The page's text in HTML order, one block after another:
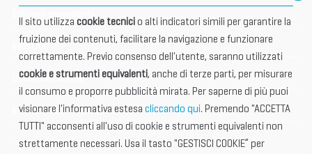
Info utili
Documentazione
Informazione importante
Vetrina Espositori
Il sito utilizza cookie tecnicio alti indicatori simili per garantire la
fruizione dei contenuti, facilitare la navigazione e funzionare
correttamente. Previo consenso dell'utente, saranno utilizzati
cookie e strumenti equivalenti, anche di terze parti, per misurare
il consumo e proporre pubblicità mirata. Per saperne di più puoi
visionare l'informativa estesa cliccando qui. Premendo "ACCETTA
TUTTI" acconsenti all'uso di cookie e strumenti equivalenti non
strettamente necessari. Usa il tasto "GESTISCI COOKIE” per